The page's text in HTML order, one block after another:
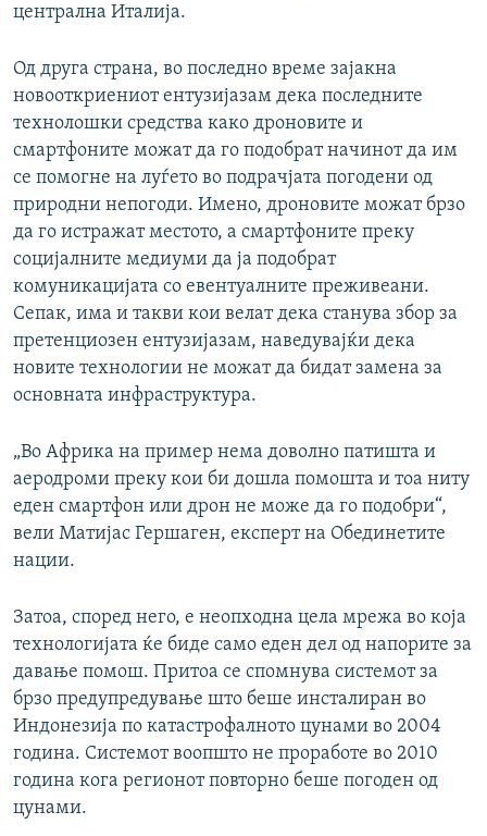
централна Италија.
Од друга страна, во последно време зајакна
новооткриениот ентузијазам дека последните
технолошки средства како дроновите и
смартфоните можат да го подобрат начинот да им
се помогне на луѓето во подрачјата погодени од
природни непогоди. Имено, дроновите можат брзо
да го истражат местото, а смартфоните преку
социјалните медиуми да ја подобрат
комуникацијата со евентуалните преживеани.
Сепак, има и такви кои велат дека станува збор за
претенциозен ентузијазам, наведувајќи дека
новите технологии не можат да бидат замена за
основната инфраструктура.
„Во Африка на пример нема доволно патишта и
аеродроми преку кои би дошла помошта и тоа ниту
еден смартфон или дрон не може да го подобри“,
вели Матијас Гершаген, експерт на Обединетите
нации.
Затоа, според него, е неопходна цела мрежа во која
технологијата ќе биде само еден дел од напорите за
давање помош. Притоа се спомнува системот за
брзо предупредување што беше инсталиран во
Индонезија по катастрофалното цунами во 2004
година. Системот воопшто не проработе во 2010
година кога регионот повторно беше погоден од
цунами.